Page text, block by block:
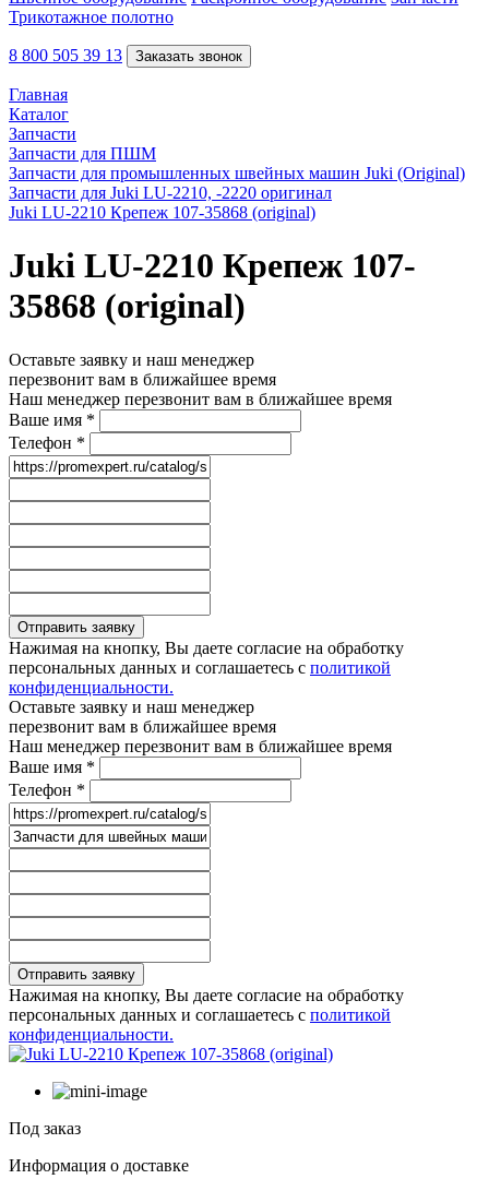
Трикотажное полотно
8 800 505 39 13 Заказать звонок
Главная
Каталог
Запчасти
Запчасти для ПШМ
Запчасти для промышленных швейных машин Juki (Original)
Запчасти для Juki LU-2210, -2220 оригинал
Juki LU-2210 Крепеж 107-35868 (original)
Juki LU-2210 Крепеж 107-
35868 (original)
Оставьте заявку и наш менеджер
перезвонит вам в ближайшее время
Наш менеджер перезвонит вам в ближайшее время
Ваше имя *
Телефон *
Отправить заявку
Нажимая на кнопку, Вы даете согласие на обработку
персональных данных и соглашаетесь с политикой
конфиденциальности.
Оставьте заявку и наш менеджер
перезвонит вам в ближайшее время
Наш менеджер перезвонит вам в ближайшее время
Ваше имя *
Телефон *
Отправить заявку
Нажимая на кнопку, Вы даете согласие на обработку
персональных данных и соглашаетесь с политикой
конфиденциальности.
Под заказ
Информация о доставке